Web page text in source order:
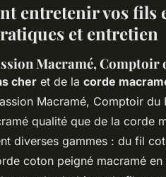
entretenir vos fils
et entretien
Macramé,
cher et de la corde
Macramé, Comptoir
qualité que de la corde
diverses gammes : du fil
coton peigné macramé